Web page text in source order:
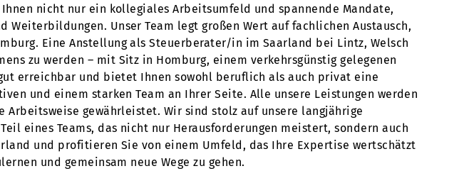
nicht nur ein kollegiales Arbeitsumfeld und spannende Mandate,
Unser Team legt großen Wert auf fachlichen Austausch,
Eine Anstellung als Steuerberater/in im Saarland bei Lintz, Welsch
zu werden – mit Sitz in Homburg, einem verkehrsgünstig gelegenen
erreichbar und bietet Ihnen sowohl beruflich als auch privat eine
und einem starken Team an Ihrer Seite. Alle unsere Leistungen werden
gewährleistet. Wir sind stolz auf unsere langjährige
eines Teams, das nicht nur Herausforderungen meistert, sondern auch
und profitieren Sie von einem Umfeld, das Ihre Expertise wertschätzt
und gemeinsam neue Wege zu gehen.